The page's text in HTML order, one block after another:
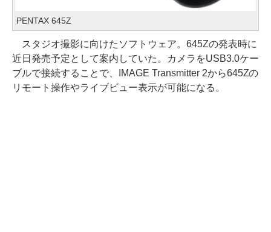
PENTAX 645Z
スタジオ撮影に向けたソフトウェア。645Zの発表時に
近日発売予定として案内していた。カメラをUSB3.0ケー
ブルで接続することで、IMAGE Transmitter 2から645Zの
リモート操作やライブビュー表示が可能になる。